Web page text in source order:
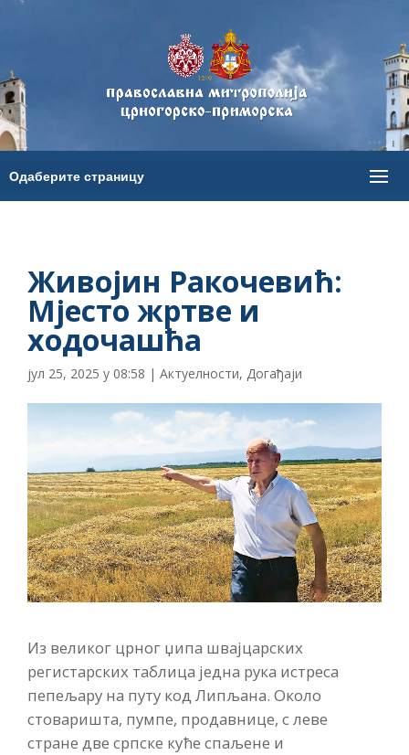
Живојин Ракочевић:
Мјесто жртве и
ходочашћа
јул 25, 2025 у 08:58 | Актуелности, Догађаји
Из великог црног џипа швајцарских
регистарских таблица једна рука истреса
пепељару на путу код Липљана. Около
стоваришта, пумпе, продавнице, с леве
стране две српске куће спаљене и